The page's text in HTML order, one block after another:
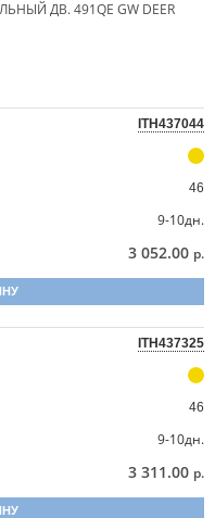
ДВ. 491QE GW DEER
ITH437044
46
9-10дн.
3 052.00 р.
ITH437325
46
9-10дн.
3 311.00 р.